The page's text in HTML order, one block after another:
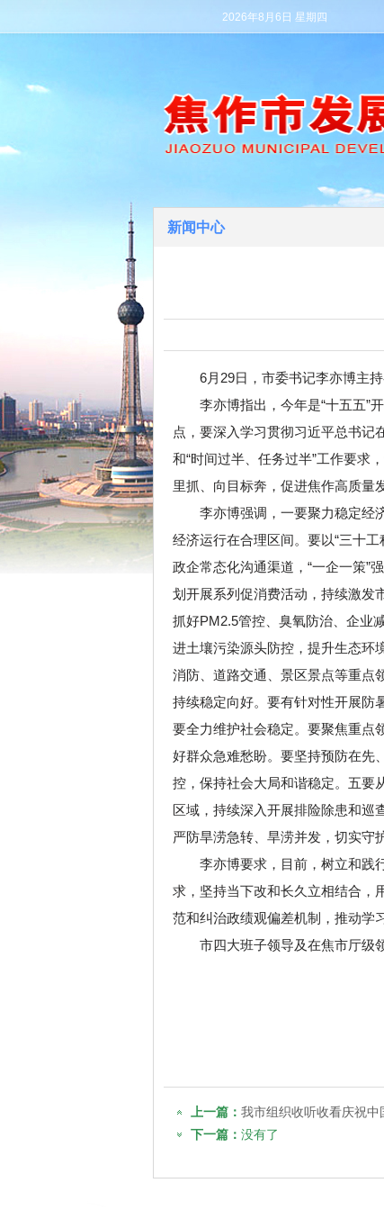
2026年8月6日 星期四
新闻中心
6月29日，市委书记李亦博主
李亦博指出，今年是“十五五”
点，要深入学习贯彻习近平总书记
和“时间过半、任务过半”工作要求
里抓、向目标奔，促进焦作高质量
李亦博强调，一要聚力稳定经
经济运行在合理区间。要以“三十
政企常态化沟通渠道，“一企一策”
划开展系列促消费活动，持续激发
抓好PM2.5管控、臭氧防治、企业
进土壤污染源头防控，提升生态环
消防、道路交通、景区景点等重点
持续稳定向好。要有针对性开展防
要全力维护社会稳定。要聚焦重点
好群众急难愁盼。要坚持预防在先
控，保持社会大局和谐稳定。五要
区域，持续深入开展排险除患和巡
严防旱涝急转、旱涝并发，切实守
李亦博要求，目前，树立和践
求，坚持当下改和长久立相结合，
范和纠治政绩观偏差机制，推动学
市四大班子领导及在焦市厅级
上一篇： 我市组织收听收看庆祝
下一篇： 没有了